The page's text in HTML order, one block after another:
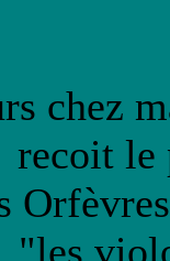
chez
recoit le
"les